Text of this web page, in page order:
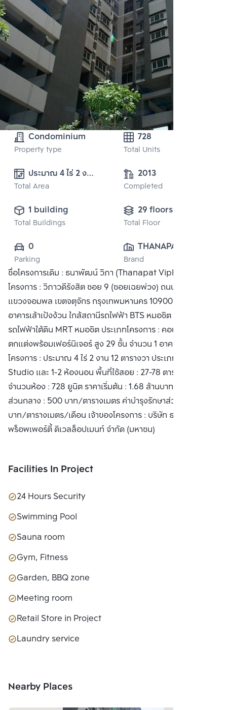
Condominium
Property type
728
Total Units
ประมาณ 4 ไร่ 2 งาน
12 ตารางวา
Total Area
2013
Completed
1 building
Total Buildings
29 floors
Total Floor
0
Parking
THANAPAT
PROPERTY CO.,
LTD.
Brand
ชื่อโครงการเดิม : ธนาพัฒน์ วิภา (Thanapat Vipha) ที่ตั้ง
โครงการ : วิภาวดีรังสิต ซอย 9 (ซอยเฉยพ่วง) ถนนวิภาวดีรังสิต
แขวงจอมพล เขตจตุจักร กรุงเทพมหานคร 10900 อยู่ด้านหลัง
อาคารเล้าเป้งง้วน ใกล้สถานีรถไฟฟ้า BTS หมอชิต และ สถานี
รถไฟฟ้าใต้ดิน MRT หมอชิต ประเภทโครงการ : คอนโดมิเนียม
ตกแต่งพร้อมเฟอร์นิเจอร์ สูง 29 ชั้น จำนวน 1 อาคาร เนื้อที่
โครงการ : ประมาณ 4 ไร่ 2 งาน 12 ตารางวา ประเภทห้อง :
Studio และ 1-2 ห้องนอน พื้นที่ใช้สอย : 27-78 ตารางเมตร
จำนวนห้อง : 728 ยูนิต ราคาเริ่มต้น : 1.68 ล้านบาท ค่ากองทุน
ส่วนกลาง : 500 บาท/ตารางเมตร ค่าบำรุงรักษาส่วนกลาง : 30
บาท/ตารางเมตร/เดือน เจ้าของโครงการ : บริษัท ธนาพัฒน์
พร็อพเพอร์ตี้ ดิเวลล็อปเมนท์ จำกัด (มหาชน)
Facilities In Project
24 Hours Security
Swimming Pool
Sauna room
Gym, Fitness
Garden, BBQ zone
Meeting room
Retail Store in Project
Laundry service
Nearby Places